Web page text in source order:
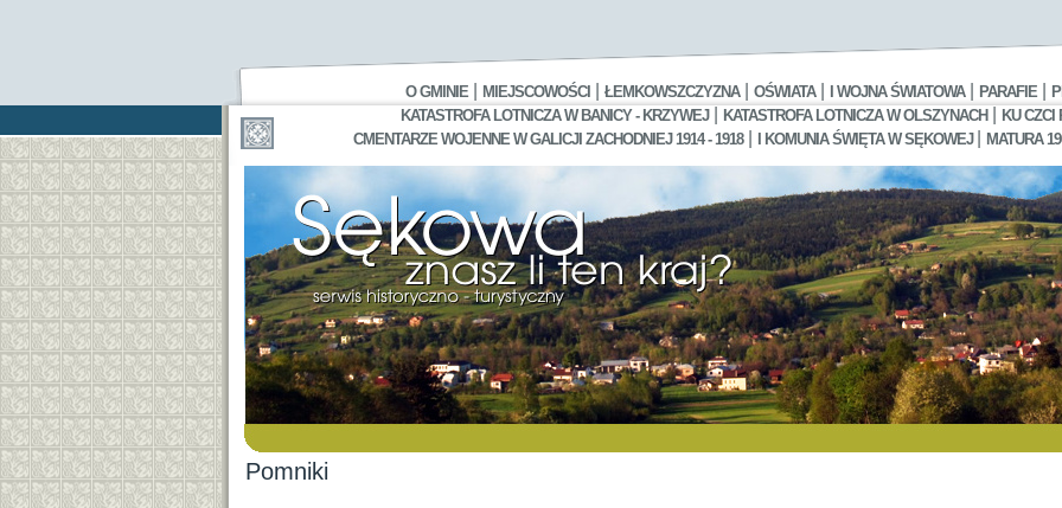
O GMINIE MIEJSCOWOŚCI ŁEMKOWSZCZYZNA| OŚWIATA| I WOJNA ŚWIATOWA| PARAFIE
KATASTROFA LOTNICZA W BANICY - KRZYWEJ| KATASTROFA LOTNICZA W OLSZYNACH|
KU CZCI
CMENTARZE WOJENNE W GALICJI ZACHODNIEJ 1914 - 1918| I KOMUNIA ŚWIĘTA W SĘKOWEJ MATURA
Pomniki